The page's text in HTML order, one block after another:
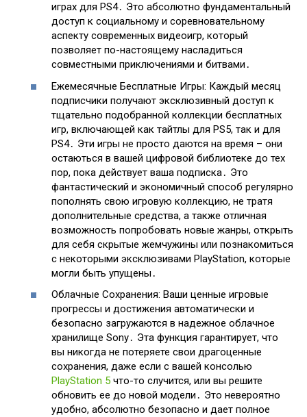
играх для PS4․ Это абсолютно фундаментальный
доступ к социальному и соревновательному
аспекту современных видеоигр, который
позволяет по-настоящему насладиться
совместными приключениями и битвами․
Ежемесячные Бесплатные Игры: Каждый месяц
подписчики получают эксклюзивный доступ к
тщательно подобранной коллекции бесплатных
игр, включающей как тайтлы для PS5, так и для
PS4․ Эти игры не просто даются на время – они
остаються в вашей цифровой библиотеке до тех
пор, пока действует ваша подписка․ Это
фантастический и экономичный способ регулярно
пополнять свою игровую коллекцию, не тратя
дополнительные средства, а также отличная
возможность попробовать новые жанры, открыть
для себя скрытые жемчужины или познакомиться
с некоторыми эксклюзивами PlayStation, которые
могли быть упущены․
Облачные Сохранения: Ваши ценные игровые
прогрессы и достижения автоматически и
безопасно загружаются в надежное облачное
хранилище Sony․ Эта функция гарантирует, что
вы никогда не потеряете свои драгоценные
сохранения, даже если с вашей консолью
PlayStation 5 что-то случится, или вы решите
обновить ее до новой модели․ Это невероятно
удобно, абсолютно безопасно и дает полное